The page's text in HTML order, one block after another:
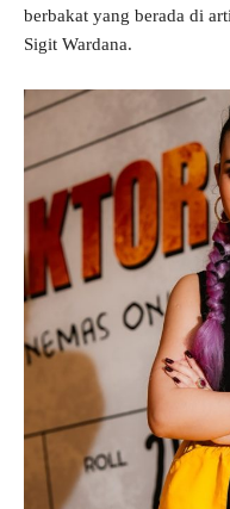
berbakat yang berada di
Sigit Wardana.